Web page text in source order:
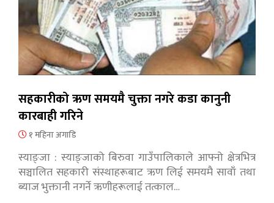
सहकारीको ऋण समयमै चुक्ता नगरे कडा कानुनी
कारबाही गरिने
१ महिना अगाडि
स्याङ्जा : स्याङ्जाको बिरुवा गाउँपालिकाले आफ्नो क्षेत्रभित्र
सञ्चालित सहकारी संस्थाहरूबाट ऋण लिई समयमै सावाँ तथा
ब्याज भुक्तानी नगर्ने ऋणीहरूलाई तत्काल…